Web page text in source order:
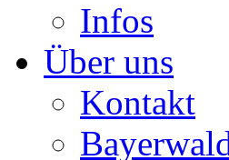
Infos
Über uns
Kontakt